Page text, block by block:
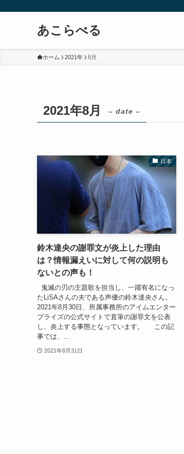
あこらべる
ホーム 2021年 8月
2021年8月 – date –
日本
鈴木達央の謝罪文が炎上した理由
は？情報漏えいに対して何の説明も
ないとの声も！
鬼滅の刃の主題歌を担当し、一躍有名になっ
たLiSAさんの夫である声優の鈴木達央さん。
2021年8月30日、所属事務所のアイムエンター
プライズの公式サイトで直筆の謝罪文を公表
し、炎上する事態となっています。 この記
事では、...
2021年8月31日